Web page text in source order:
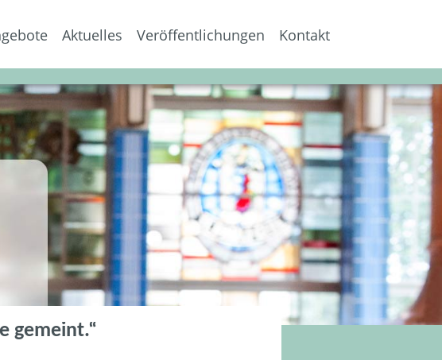
Aktuelles Veröffentlichungen Kontakt
gemeint.“